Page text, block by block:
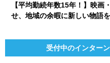
【平均勤続年数15年！】映画
せ、地域の余暇に新しい物語
受付中のインター